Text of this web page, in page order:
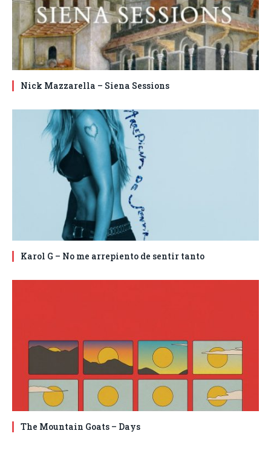
Nick Mazzarella – Siena Sessions
Karol G – No me arrepiento de sentir tanto
The Mountain Goats – Days